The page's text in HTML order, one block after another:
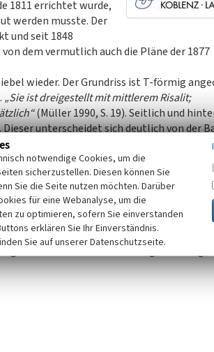
1811 errichtet wurde,
werden musste. Der
und seit 1848
dem vermutlich auch die Pläne der 1877
wieder. Der Grundriss ist T-förmig
„Sie ist dreigestellt mit mittlerem Risalit;
(Müller 1990, S. 19). Seitlich und
unterscheidet sich deutlich von der
und dem Basaltgestein als Baustoff.
nachdem vorher in einem gemieteten
durch den königlich preußischen
und gebaut. Zwei Volksschulen und
notwendige Cookies, um die
sicherzustellen. Diesen können Sie
Sie die Seite nutzen möchten. Darüber
für eine Webanalyse, um die
zu optimieren, sofern Sie einverstanden
erklären Sie Ihr Einverständnis.
Sie auf unserer Datenschutzseite.